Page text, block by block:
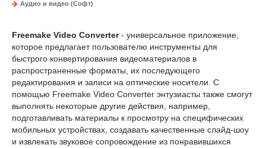
Аудио и видео (Софт)
Freemake Video Converter- универсальное приложение,
которое предлагает пользователю инструменты для
быстрого конвертирования видеоматериалов в
распространенные форматы, их последующего
редактирования и записи на оптические носители. С
помощью Freemake Video Converter энтузиасты также смогут
выполнять некоторые другие действия, например,
подготавливать материалы к просмотру на специфических
мобильных устройствах, создавать качественные слайд-шоу
и извлекать звуковое сопровождение из понравившихся